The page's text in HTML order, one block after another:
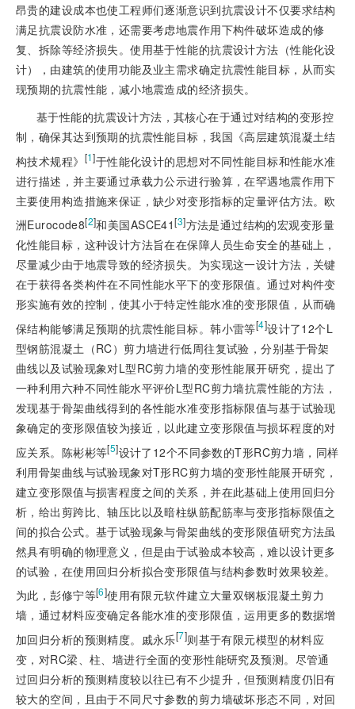
昂贵的建设成本也使工程师们逐渐意识到抗震设计不仅要求结构
满足抗震设防水准，还需要考虑地震作用下构件破坏造成的修
复、拆除等经济损失。使用基于性能的抗震设计方法（性能化设
计），由建筑的使用功能及业主需求确定抗震性能目标，从而实
现预期的抗震性能，减小地震造成的经济损失。
基于性能的抗震设计方法，其核心在于通过对结构的变形控
制，确保其达到预期的抗震性能目标，我国《高层建筑混凝土结
构技术规程》 [1]于性能化设计的思想对不同性能目标和性能水准
进行描述，并主要通过承载力公示进行验算，在罕遇地震作用下
主要使用构造措施来保证，缺少对变形指标的定量评估方法。欧
洲Eurocode8[2]和美国ASCE41[3]方法是通过结构的宏观变形量
化性能目标，这种设计方法旨在在保障人员生命安全的基础上，
尽量减少由于地震导致的经济损失。为实现这一设计方法，关键
在于获得各类构件在不同性能水平下的变形限值。通过对构件变
形实施有效的控制，使其小于特定性能水准的变形限值，从而确
保结构能够满足预期的抗震性能目标。韩小雷等[4]设计了12个L
型钢筋混凝土（RC）剪力墙进行低周往复试验，分别基于骨架
曲线以及试验现象对L型RC剪力墙的变形性能展开研究，提出了
一种利用六种不同性能水平评价L型RC剪力墙抗震性能的方法，
发现基于骨架曲线得到的各性能水准变形指标限值与基于试验现
象确定的变形限值较为接近，以此建立变形限值与损坏程度的对
应关系。陈彬彬等[5]设计了12个不同参数的T形RC剪力墙，同样
利用骨架曲线与试验现象对T形RC剪力墙的变形性能展开研究，
建立变形限值与损害程度之间的关系，并在此基础上使用回归分
析，给出剪跨比、轴压比以及暗柱纵筋配筋率与变形指标限值之
间的拟合公式。基于试验现象与骨架曲线的变形限值研究方法虽
然具有明确的物理意义，但是由于试验成本较高，难以设计更多
的试验，在使用回归分析拟合变形限值与结构参数时效果较差。
为此，彭修宁等[6]使用有限元软件建立大量双钢板混凝土剪力
墙，通过材料应变确定各能水准的变形限值，运用更多的数据增
加回归分析的预测精度。戚永乐[7]则基于有限元模型的材料应
变，对RC梁、柱、墙进行全面的变形性能研究及预测。尽管通
过回归分析的预测精度较以往已有不少提升，但预测精度仍旧有
较大的空间，且由于不同尺寸参数的剪力墙破坏形态不同，对回